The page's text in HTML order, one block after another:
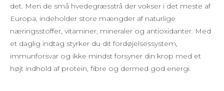
det. Men de små hvedegræsstrå der vokser i det meste af
Europa, indeholder store mængder af naturlige
næringsstoffer, vitaminer, mineraler og antioxidanter. Med
et daglig indtag styrker du dit fordøjelsessystem,
immunforsvar og ikke mindst forsyner din krop med et
højt indhold af protein, fibre og dermed god energi.